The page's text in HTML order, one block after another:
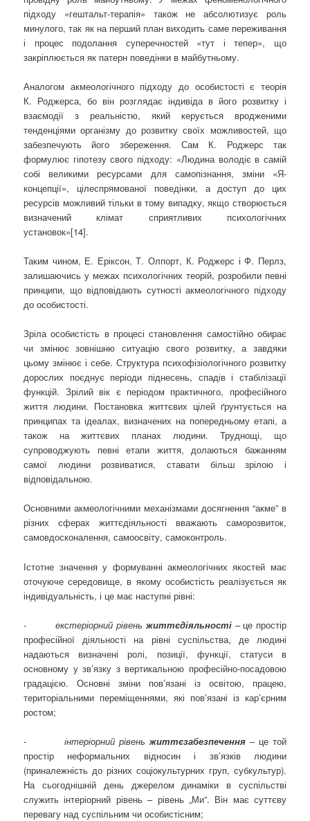
підходу «гештальт-терапія» також не абсолютизує роль
минулого, так як на перший план виходить саме переживання
і процес подолання суперечностей «тут і тепер», що
закріплюється як патерн поведінки в майбутньому.
Аналогом акмеологічного підходу до особистості є теорія
К. Роджерса, бо він розглядає індивіда в його розвитку і
взаємодії з реальністю, який керується вродженими
тенденціями організму до розвитку своїх можливостей, що
забезпечують його збереження. Сам К. Роджерс так
формулює гіпотезу свого підходу: «Людина володіє в самій
собі великими ресурсами для самопізнання, зміни «Я-
концепції», цілеспрямованої поведінки, а доступ до цих
ресурсів можливий тільки в тому випадку, якщо створюється
визначений клімат сприятливих психологічних
установок»[14].
Таким чином, Е. Еріксон, Т. Олпорт, К. Роджерс і Ф. Перлз,
залишаючись у межах психологічних теорій, розробили певні
принципи, що відповідають сутності акмеологічного підходу
до особистості.
Зріла особистість в процесі становлення самостійно обирає
чи змінює зовнішню ситуацію свого розвитку, а завдяки
цьому змінює і себе. Структура психофізіологічного розвитку
дорослих поєднує періоди піднесень, спадів і стабілізації
функцій. Зрілий вік є періодом практичного, професійного
життя людини. Постановка життєвих цілей ґрунтується на
принципах та ідеалах, визначених на попередньому етапі, а
також на життєвих планах людини. Труднощі, що
супроводжують певні етапи життя, долаються бажанням
самої людини розвиватися, ставати більш зрілою і
відповідальною.
Основними акмеологічними механізмами досягнення “акме” в
різних сферах життєдіяльності вважають саморозвиток,
самовдосконалення, самоосвіту, самоконтроль.
Істотне значення у формуванні акмеологічних якостей має
оточуюче середовище, в якому особистість реалізується як
індивідуальність, і це має наступні рівні:
-екстеріорний рівень життєдіяльності– це простір
професійної діяльності на рівні суспільства, де людині
надаються визначені ролі, позиції, функції, статуси в
основному у зв’язку з вертикальною професійно-посадовою
градацією. Основні зміни пов’язані із освітою, працею,
територіальними переміщеннями, які пов’язані із кар’єрним
ростом;
- інтеріорний рівеньжиттєзабезпечення – це той
простір неформальних відносин і зв’язків людини
(приналежність до різних соціокультурних груп, субкультур).
На сьогоднішній день джерелом динаміки в суспільстві
служить інтеріорний рівень – рівень „Ми”. Він має суттєву
перевагу над суспільним чи особистісним;